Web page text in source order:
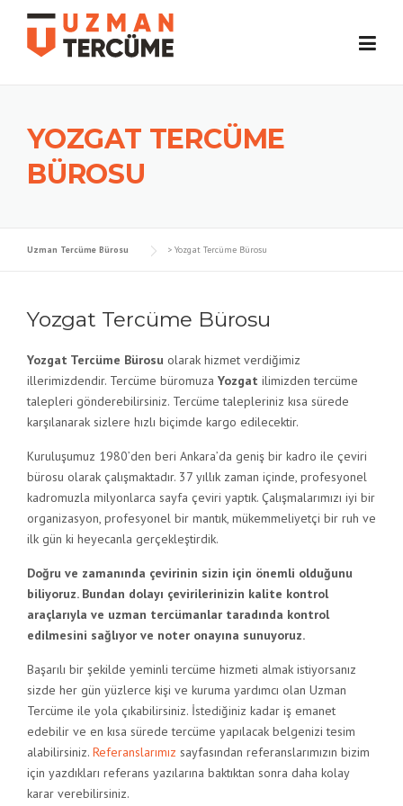
content
YOZGAT TERCÜME
BÜROSU
Uzman Tercüme Bürosu > Yozgat Tercüme Bürosu
Yozgat Tercüme Bürosu
Yozgat Tercüme Bürosu olarak hizmet verdiğimiz
illerimizdendir. Tercüme büromuza Yozgat ilimizden tercüme
talepleri gönderebilirsiniz. Tercüme talepleriniz kısa sürede
karşılanarak sizlere hızlı biçimde kargo edilecektir.
Kuruluşumuz 1980’den beri Ankara’da geniş bir kadro ile çeviri
bürosu olarak çalışmaktadır. 37 yıllık zaman içinde, profesyonel
kadromuzla milyonlarca sayfa çeviri yaptık. Çalışmalarımızı iyi bir
organizasyon, profesyonel bir mantık, mükemmeliyetçi bir ruh ve
ilk gün ki heyecanla gerçekleştirdik.
Doğru ve zamanında çevirinin sizin için önemli olduğunu
biliyoruz. Bundan dolayı çevirilerinizin kalite kontrol
araçlarıyla ve uzman tercümanlar taradında kontrol
edilmesini sağlıyor ve noter onayına sunuyoruz.
Başarılı bir şekilde yeminli tercüme hizmeti almak istiyorsanız
sizde her gün yüzlerce kişi ve kuruma yardımcı olan Uzman
Tercüme ile yola çıkabilirsiniz. İstediğiniz kadar iş emanet
edebilir ve en kısa sürede tercüme yapılacak belgenizi tesim
alabilirsiniz. Referanslarımız sayfasından referanslarımızın bizim
için yazdıkları referans yazılarına baktıktan sonra daha kolay
karar verebilirsiniz.